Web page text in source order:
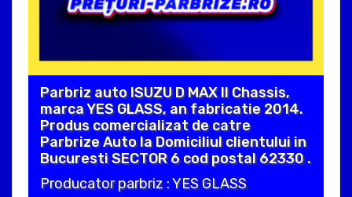
Parbriz auto ISUZU D MAX II Chassis,
marca YES GLASS, an fabricatie 2014.
Produs comercializat de catre
Parbrize Auto la Domiciliul clientului in
Bucuresti SECTOR 6 cod postal 62330 .
Producator parbriz : YES GLASS